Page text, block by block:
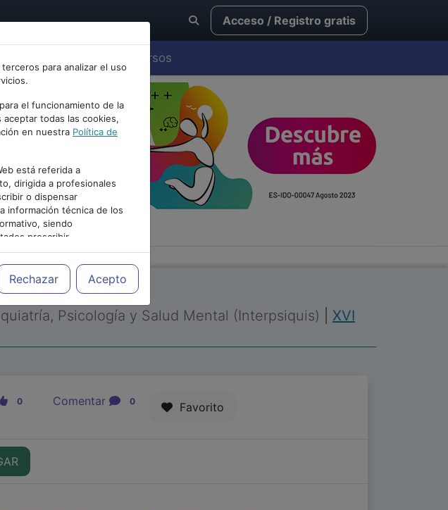
Acceso / Registro gratis
Cursos
para analizar el uso
el funcionamiento de la
todas las cookies,
en nuestra Política de
está referida a
dirigida a profesionales
o dispensar
información técnica de los
siendo
prescribir
el tratamiento más
Rechazar Acepto
Psicología y Salud Mental (Interpsiquis)
XVI
0 Comentar 0 Favorito